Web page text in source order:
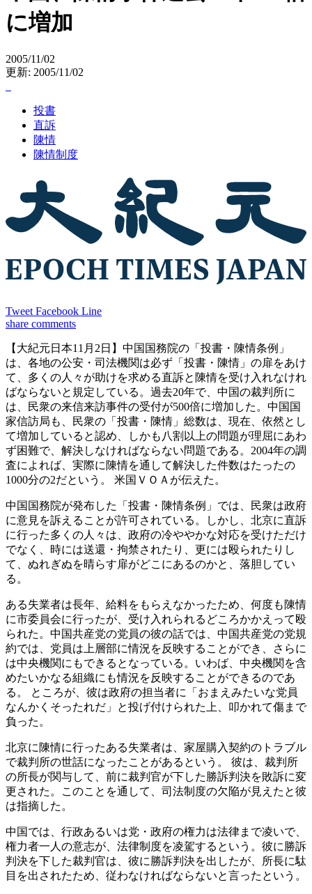
に増加
2005/11/02
更新: 2005/11/02
投書
直訴
陳情
陳情制度
Tweet Facebook Line
share comments
【大紀元日本11月2日】中国国務院の「投書・陳情条例」
は、各地の公安・司法機関は必ず「投書・陳情」の扉をあけ
て、多くの人々が助けを求める直訴と陳情を受け入れなけれ
ばならないと規定している。過去20年で、中国の裁判所に
は、民衆の来信来訪事件の受付が500倍に増加した。中国国
家信訪局も、民衆の「投書・陳情」総数は、現在、依然とし
て増加していると認め、しかも八割以上の問題が理屈にあわ
ず困難で、解決しなければならない問題である。2004年の調
査によれば、実際に陳情を通して解決した件数はたったの
1000分の2だという。 米国ＶＯＡが伝えた。
中国国務院が発布した「投書・陳情条例」では、民衆は政府
に意見を訴えることが許可されている。しかし、北京に直訴
に行った多くの人々は、政府の冷ややかな対応を受けただけ
でなく、時には送還・拘禁されたり、更には殴られたりし
て、ぬれぎぬを晴らす扉がどこにあるのかと、落胆してい
る。
ある失業者は長年、給料をもらえなかったため、何度も陳情
に市委員会に行ったが、受け入れられるどころかかえって殴
られた。中国共産党の党員の彼の話では、中国共産党の党規
約では、党員は上層部に情況を反映することができ、さらに
は中央機関にもできるとなっている。いわば、中央機関を含
めたいかなる組織にも情況を反映することができるのであ
る。 ところが、彼は政府の担当者に「おまえみたいな党員
なんかくそったれだ」と投げ付けられた上、叩かれて傷まで
負った。
北京に陳情に行ったある失業者は、家屋購入契約のトラブル
で裁判所の世話になったことがあるという。 彼は、裁判所
の所長が関与して、前に裁判官が下した勝訴判決を敗訴に変
更された。このことを通して、司法制度の欠陥が見えたと彼
は指摘した。
中国では、行政あるいは党・政府の権力は法律まで凌いで、
権力者一人の意志が、法律制度を凌駕するという。彼に勝訴
判決を下した裁判官は、彼に勝訴判決を出したが、所長に駄
目を出されたため、従わなければならないと言ったという。